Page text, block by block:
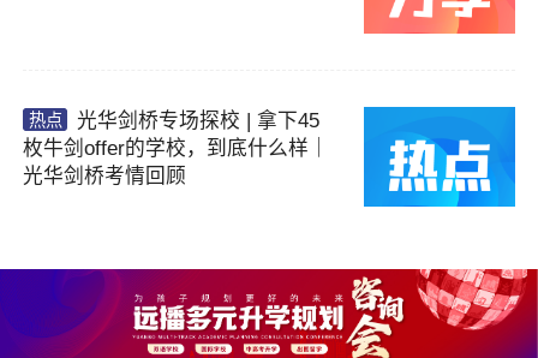
热点
光华剑桥专场探校 | 拿下45
枚牛剑offer的学校，到底什么样｜
光华剑桥考情回顾